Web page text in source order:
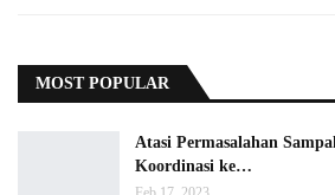
MOST POPULAR
Atasi Permasalahan
Koordinasi ke…